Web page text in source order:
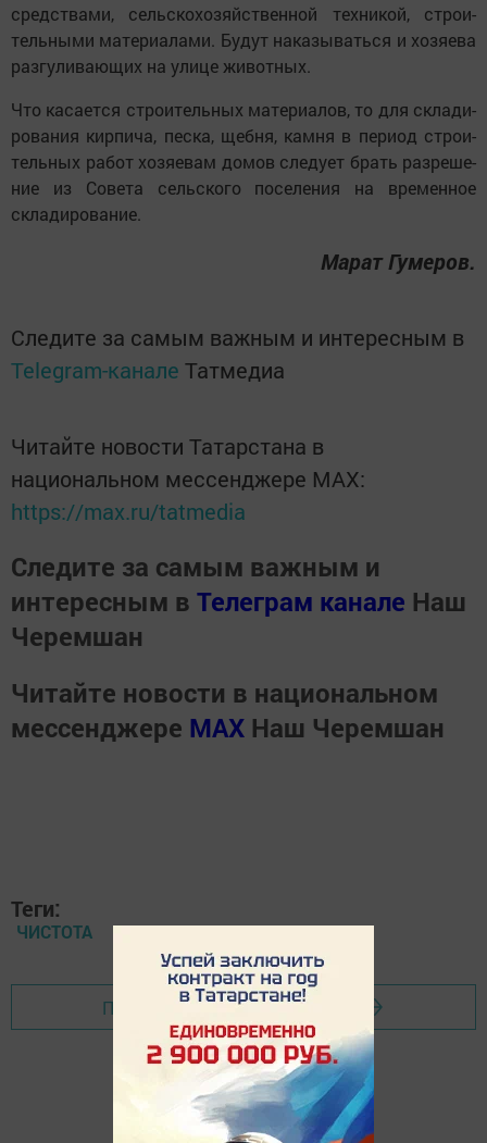
средст­ва­ми, сельс­ко­хо­зяйст­вен­ной тех­ни­кой, ст­ро­и­
тель­ны­ми ма­те­ри­а­ла­ми. Бу­дут на­ка­зы­вать­ся и хо­зя­е­ва
раз­гу­ли­ва­ю­щих на ули­це жи­вот­ных.
Что ка­са­ет­ся ст­ро­и­тель­ных ма­те­ри­а­лов, то для ск­ла­ди­
ро­ва­ния кир­пи­ча, пес­ка, щеб­ня, кам­ня в пе­ри­од ст­ро­и­
тель­ных ра­бот хо­зя­е­вам до­мов сле­ду­ет брать раз­ре­ше­
ние из Со­ве­та сельс­ко­го по­се­ле­ния на вре­мен­ное
складирование.
Ма­рат Гу­ме­ров.
Следите за самым важным и интересным в
Telegram-канале Татмедиа
Читайте новости Татарстана в
национальном мессенджере MАХ:
https://max.ru/tatmedia
Следите за самым важным и
интересным в Телеграм канале Наш
Черемшан
Читайте новости в национальном
мессенджере MАХ Наш Черемшан
Теги:
ЧИСТОТА
Перейти на страницу новости